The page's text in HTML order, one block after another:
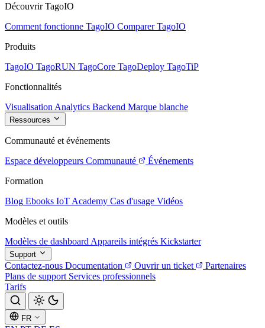
Découvrir TagoIO
Comment fonctionne TagoIO Comparer TagoIO
Produits
TagoIO TagoRUN TagoCore TagoDeploy TagoTiP
Fonctionnalités
Visualisation Analytics Backend Marque blanche
Ressources
Communauté et événements
Espace développeurs Communauté
Événements
Formation
Blog Ebooks IoT Academy Cas d'usage Vidéos
Modèles et outils
Modèles de dashboard Appareils intégrés Kickstarter
Support
Contactez-nous Documentation Ouvrir un ticket
Partenaires
Plans de support Services professionnels
Tarifs
FR